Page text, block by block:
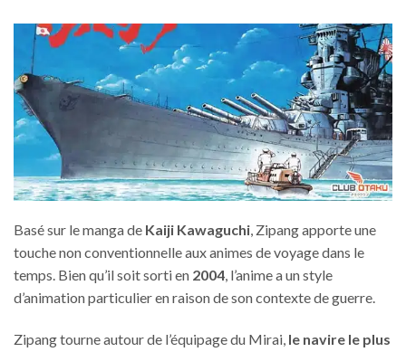
Basé sur le manga de Kaiji Kawaguchi, Zipang apporte une
touche non conventionnelle aux animes de voyage dans le
temps. Bien qu’il soit sorti en 2004, l’anime a un style
d’animation particulier en raison de son contexte de guerre.
Zipang tourne autour de l’équipage du Mirai, le navire le plus